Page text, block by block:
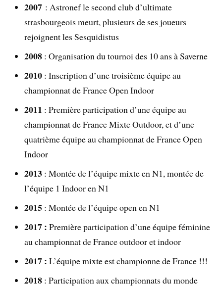
2007 : Astronef le second club d’ultimate
strasbourgeois meurt, plusieurs de ses joueurs
rejoignent les Sesquidistus
2008 : Organisation du tournoi des 10 ans à Saverne
2010 : Inscription d’une troisième équipe au
championnat de France Open Indoor
2011 : Première participation d’une équipe au
championnat de France Mixte Outdoor, et d’une
quatrième équipe au championnat de France Open
Indoor
2013 : Montée de l’équipe mixte en N1, montée de
l’équipe 1 Indoor en N1
2015 : Montée de l’équipe open en N1
2017 : Première participation d’une équipe féminine
au championnat de France outdoor et indoor
2017 : L’équipe mixte est championne de France !!!
2018 : Participation aux championnats du monde